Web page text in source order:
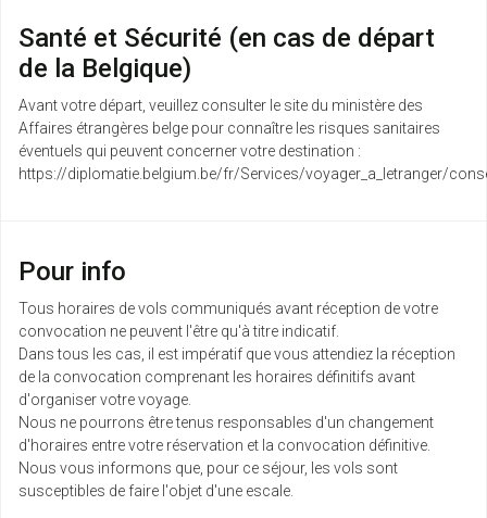
Santé et Sécurité (en cas de départ
de la Belgique)
Avant votre départ, veuillez consulter le site du ministère des
Affaires étrangères belge pour connaître les risques sanitaires
éventuels qui peuvent concerner votre destination :
https://diplomatie.belgium.be/fr/Services/voyager_a_letranger/
Pour info
Tous horaires de vols communiqués avant réception de votre
convocation ne peuvent l'être qu'à titre indicatif.
Dans tous les cas, il est impératif que vous attendiez la réception
de la convocation comprenant les horaires définitifs avant
d'organiser votre voyage.
Nous ne pourrons être tenus responsables d'un changement
d'horaires entre votre réservation et la convocation définitive.
Nous vous informons que, pour ce séjour, les vols sont
susceptibles de faire l'objet d'une escale.